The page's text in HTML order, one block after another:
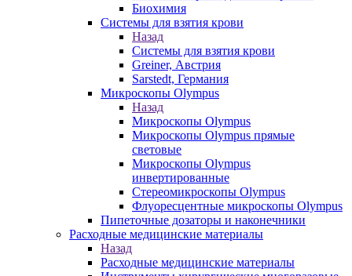
Биохимия
Системы для взятия крови
Назад
Системы для взятия крови
Greiner, Австрия
Sarstedt, Германия
Микроскопы Olympus
Назад
Микроскопы Olympus
Микроскопы Olympus прямые
световые
Микроскопы Olympus
инвертированные
Стереомикроскопы Olympus
Флуоресцентные микроскопы Olympus
Пипеточные дозаторы и наконечники
Расходные медицинские материалы
Назад
Расходные медицинские материалы